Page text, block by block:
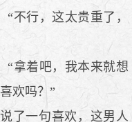
不行，这太贵重了，
拿着吧，我本来就想
欢吗？”
了一句喜欢，这男人